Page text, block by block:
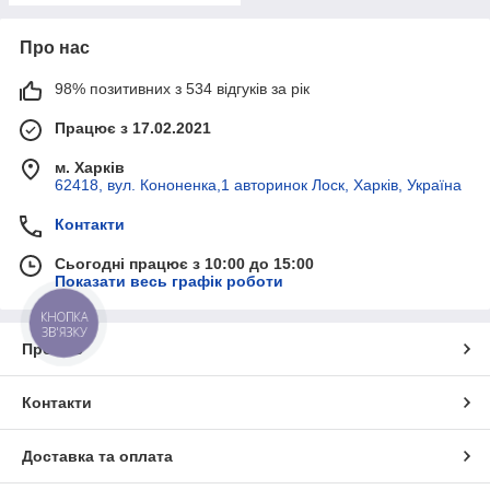
Про нас
98% позитивних з 534 відгуків за рік
Працює з 17.02.2021
м. Харків
62418, вул. Кононенка,1 авторинок Лоск, Харків, Україна
Контакти
Сьогодні працює з 10:00 до 15:00
Показати весь графік роботи
Про нас
Контакти
Доставка та оплата
КНОПКА
ЗВ'ЯЗКУ